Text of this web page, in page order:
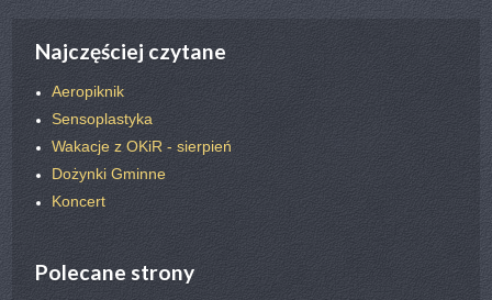
Najczęściej czytane
Aeropiknik
Sensoplastyka
Wakacje z OKiR - sierpień
Dożynki Gminne
Koncert
Polecane strony